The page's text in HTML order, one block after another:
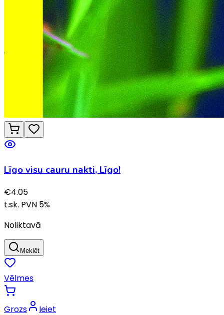
Līgo visu cauru nakti, Līgo!
€4.05
t.sk. PVN 5%
Noliktavā
Meklēt
Vēlmes
Grozs Ieiet